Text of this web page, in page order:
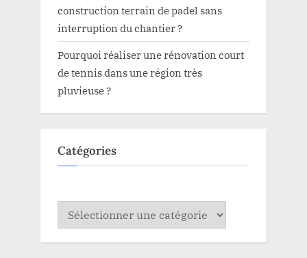
construction terrain de padel sans
interruption du chantier ?
Pourquoi réaliser une rénovation court
de tennis dans une région très
pluvieuse ?
Catégories